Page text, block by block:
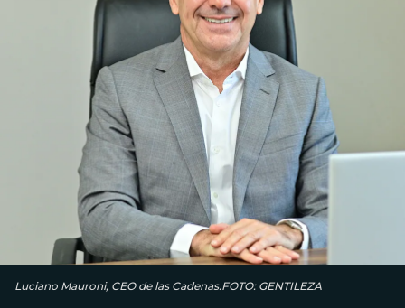
Luciano Mauroni, CEO de las Cadenas.FOTO: GENTILEZA